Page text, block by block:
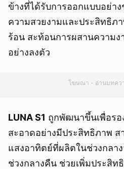
ข้างที่ได้รับการออกแบบอย่า
ความสวยงามและประสิทธิภ
ร้อน สะท้อนการผสานความง
อย่างลงตัว
โฆษณา - อ่านบทคว
LUNA S1 ถูกพัฒนาขึ้นเพื่อรอ
สะอาดอย่างมีประสิทธิภาพ ส
แสงอาทิตย์ที่ผลิตในช่วงกลา
ช่วงกลางคืน ช่วยเพิ่มประสิท